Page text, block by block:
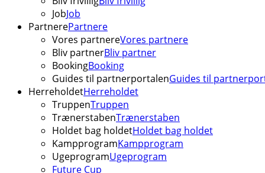
JobJob
PartnerePartnere
Vores partnereVores partnere
Bliv partnerBliv partner
BookingBooking
Guides til partnerportalenGuides til
HerreholdetHerreholdet
TruppenTruppen
TrænerstabenTrænerstaben
Holdet bag holdetHoldet bag holdet
KampprogramKampprogram
UgeprogramUgeprogram
Future Cup